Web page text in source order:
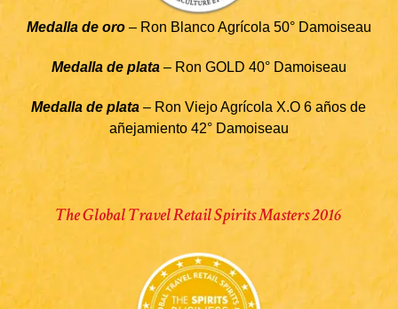
Medalla de oro– Ron Blanco Agrícola 50° Damoiseau
Medalla de plata– Ron GOLD 40° Damoiseau
Medalla de plata – Ron Viejo Agrícola X.O 6 años de
añejamiento 42° Damoiseau
The Global Travel Retail Spirits Masters 2016